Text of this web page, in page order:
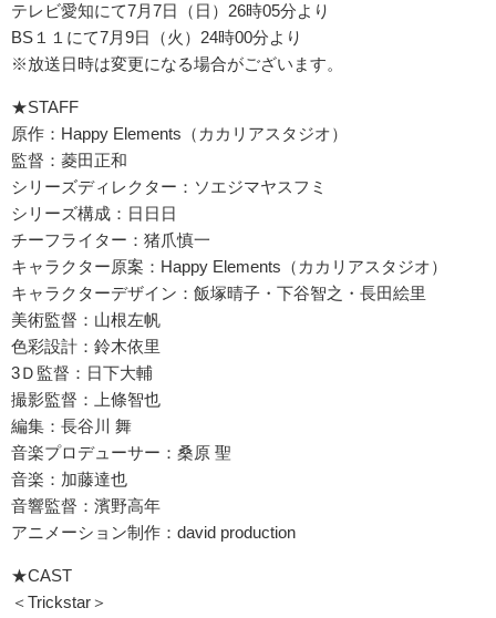
テレビ愛知にて7月7日（日）26時05分より
BS１１にて7月9日（火）24時00分より
※放送日時は変更になる場合がございます。
★STAFF
原作：Happy Elements（カカリアスタジオ）
監督：菱田正和
シリーズディレクター：ソエジマヤスフミ
シリーズ構成：日日日
チーフライター：猪爪慎一
キャラクター原案：Happy Elements（カカリアスタジオ）
キャラクターデザイン：飯塚晴子・下谷智之・長田絵里
美術監督：山根左帆
色彩設計：鈴木依里
3Ｄ監督：日下大輔
撮影監督：上條智也
編集：長谷川 舞
音楽プロデューサー：桑原 聖
音楽：加藤達也
音響監督：濱野高年
アニメーション制作：david production
★CAST
＜Trickstar＞